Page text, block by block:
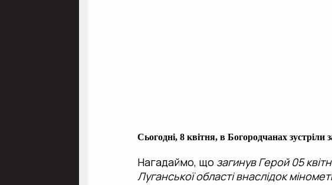
Сьогодні, 8 квітня, в Богородчанах
Нагадаймо, що загинув Герой 05
Луганської області внаслідок